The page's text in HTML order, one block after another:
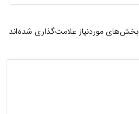
بخش‌های موردنیاز علامت‌گذاری شده‌اند